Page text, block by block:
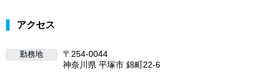
アクセス
勤務地
〒254-0044
神奈川県 平塚市 錦町22-6